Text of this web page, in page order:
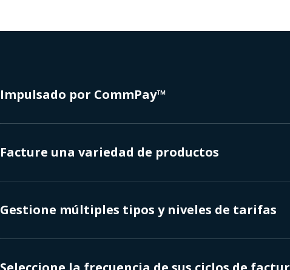
Impulsado por CommPay™
Facture una variedad de productos
Gestione múltiples tipos y niveles de tarifas